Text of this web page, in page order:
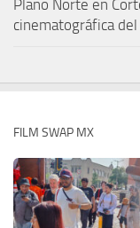
Plano Norte en
cinematográfica
FILM SWAP MX